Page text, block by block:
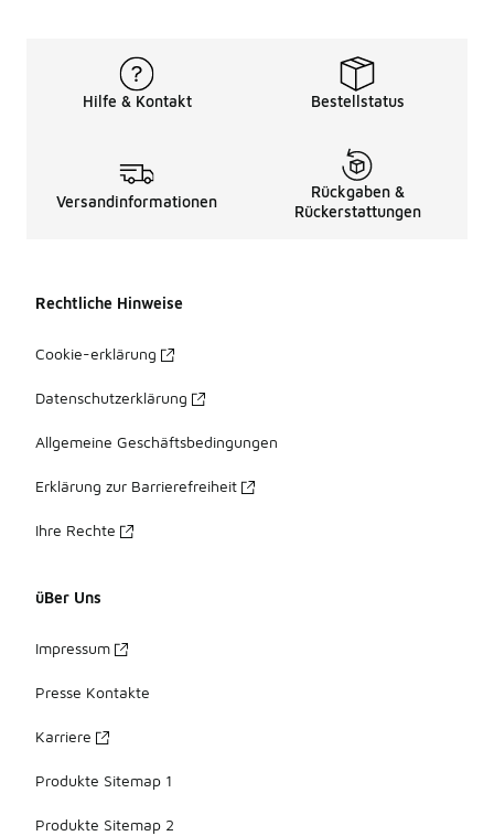
Hilfe & Kontakt Bestellstatus
Versandinformationen
Rückgaben &
Rückerstattungen
Rechtliche Hinweise
Cookie-erklärung
Datenschutzerklärung
Allgemeine Geschäftsbedingungen
Erklärung zur Barrierefreiheit
Ihre Rechte
üBer Uns
Impressum
Presse Kontakte
Karriere
Produkte Sitemap 1
Produkte Sitemap 2